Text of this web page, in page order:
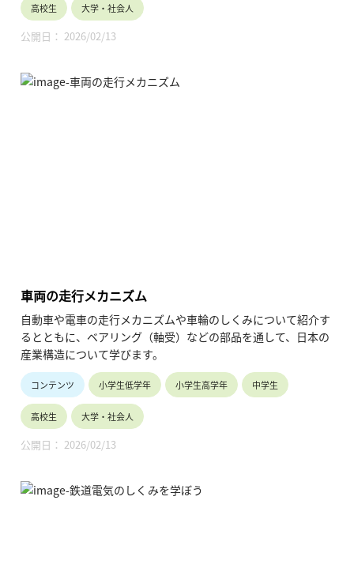
高校生 大学・社会人
公開日： 2026/02/13
車両の走行メカニズム
自動車や電車の走行メカニズムや車輪のしくみについて紹介す
るとともに、ベアリング（軸受）などの部品を通して、日本の
産業構造について学びます。
コンテンツ 小学生低学年 小学生高学年 中学生
高校生 大学・社会人
公開日： 2026/02/13